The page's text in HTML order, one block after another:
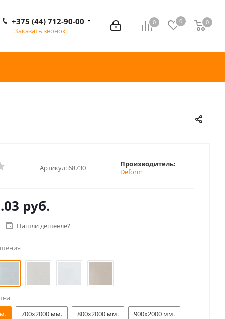
0 0 0
0
+375 (44) 712-90-00
Заказать звонок
Артикул:68730
Производитель:
Deform
руб.
Нашли дешевле?
700x2000 мм. 800x2000 мм. 900x2000 мм.